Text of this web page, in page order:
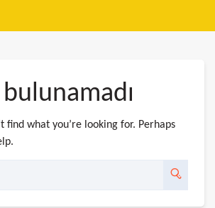
find what you’re looking for. Perhaps